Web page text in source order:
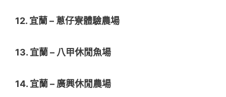
12. 宜蘭 – 蔥仔寮體驗農場
13. 宜蘭 – 八甲休閒魚場
14. 宜蘭 – 廣興休閒農場